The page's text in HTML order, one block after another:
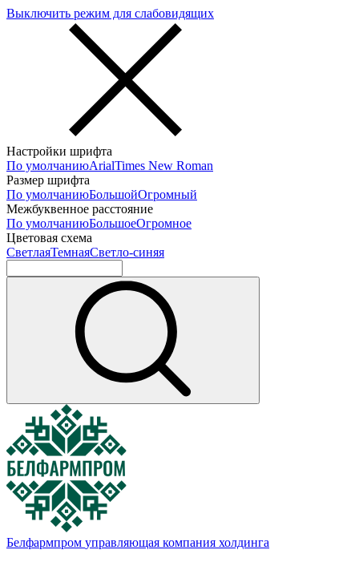
Выключить режим для слабовидящих
Настройки шрифта
По умолчаниюArialTimes New Roman
Размер шрифта
По умолчаниюБольшойОгромный
Межбуквенное расстояние
По умолчаниюБольшоеОгромное
Цветовая схема
СветлаяТемнаяСветло-синяя
Белфармпром управляющая компания холдинга